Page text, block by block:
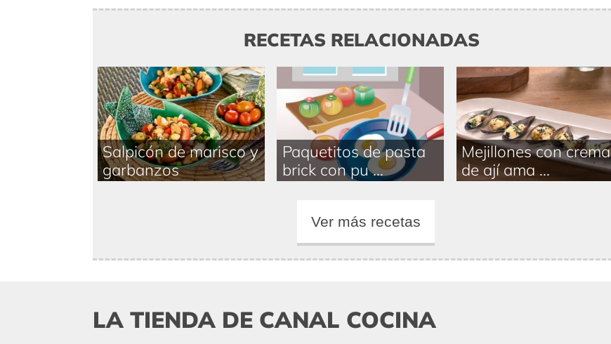
RECETAS RELACIONADAS
Salpicón de marisco y
garbanzos
Paquetitos de pasta
brick con pu ...
Mejillones con crema
de ají ama ...
Ver más recetas
LA TIENDA DE CANAL COCINA